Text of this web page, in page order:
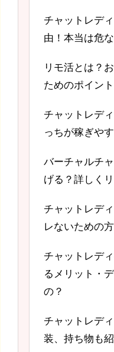
チャットレデ
由！本当は危
リモ活とは？
ためのポイン
チャットレデ
っちが稼ぎや
バーチャルチ
げる？詳しく
チャットレデ
レないための
チャットレデ
るメリット・
の？
チャットレデ
装、持ち物も紹